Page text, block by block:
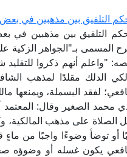
التلفيق بين مذهبين في
التلفيق بين مذهبين في
المسمى بـ"الجواهر الزكية
"واعلم أنهم ذكروا
الدلك مقلدًا ‏لمذهب
لفقد البسملة، ‏ويمنعها
محمد الصغير ‏وقال:
الصلاة ‏على مذهب المالكية،
أو توضأ ‏وضوءًا واجبًا من
‏يكون غسله أو وضوؤه